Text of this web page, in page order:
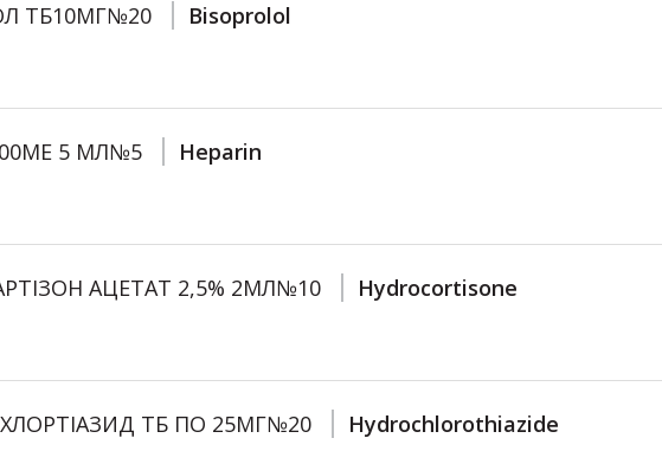
ТБ10МГ№20 Bisoprolol
5 МЛ№5 Heparin
АЦЕТАТ 2,5% 2МЛ№10 Hydrocortisone
ТБ ПО 25МГ№20 Hydrochlorothiazide